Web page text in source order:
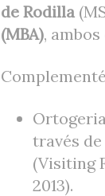
de Rodilla
(MBA),
través
(Visiting
2013).